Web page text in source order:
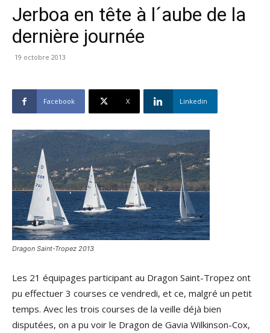
Jerboa en tête à l´aube de la
dernière journée
19 octobre 2013
Facebook X Linkedin
Dragon Saint-Tropez 2013
Les 21 équipages participant au Dragon Saint-Tropez ont
pu effectuer 3 courses ce vendredi, et ce, malgré un petit
temps. Avec les trois courses de la veille déjà bien
disputées, on a pu voir le Dragon de Gavia Wilkinson-Cox,